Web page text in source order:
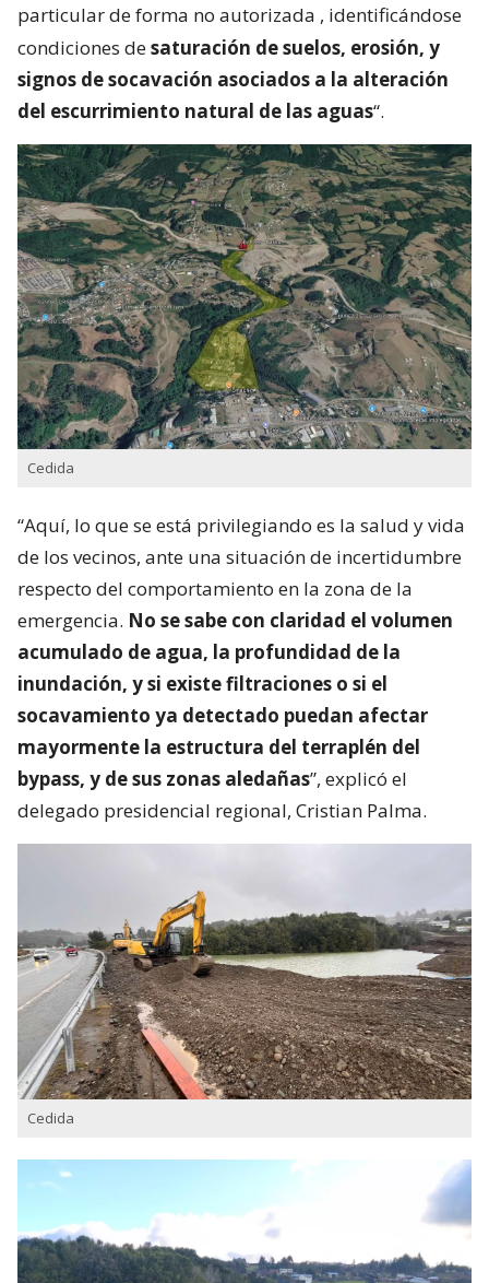
particular de forma no autorizada , identificándose
condiciones desaturación de suelos, erosión, y
signos de socavación asociados a la alteración
del escurrimiento natural de las aguas“.
Cedida
“Aquí, lo que se está privilegiando es la salud y vida
de los vecinos, ante una situación de incertidumbre
respecto del comportamiento en la zona de la
emergencia. No se sabe con claridad el volumen
acumulado de agua, la profundidad de la
inundación, y si existe filtraciones o si el
socavamiento ya detectado puedan afectar
mayormente la estructura del terraplén del
bypass, y de sus zonas aledañas”, explicó el
delegado presidencial regional, Cristian Palma.
Cedida